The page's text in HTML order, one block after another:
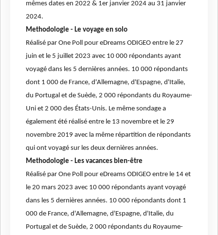
mêmes dates en 2022 & 1er janvier 2024 au 31 janvier
2024.
Methodologie - Le voyage en solo
Réalisé par One Poll pour eDreams ODIGEO entre le 27
juin et le 5 juillet 2023 avec 10 000 répondants ayant
voyagé dans les 5 dernières années. 10 000 répondants
dont 1 000 de France, d'Allemagne, d'Espagne, d'Italie,
du Portugal et de Suède, 2 000 répondants du Royaume-
Uni et 2 000 des États-Unis. Le même sondage a
également été réalisé entre le 13 novembre et le 29
novembre 2019 avec la même répartition de répondants
qui ont voyagé sur les deux dernières années.
Methodologie - Les vacances bien-être
Réalisé par One Poll pour eDreams ODIGEO entre le 14 et
le 20 mars 2023 avec 10 000 répondants ayant voyagé
dans les 5 dernières années. 10 000 répondants dont 1
000 de France, d'Allemagne, d'Espagne, d'Italie, du
Portugal et de Suède, 2 000 répondants du Royaume-